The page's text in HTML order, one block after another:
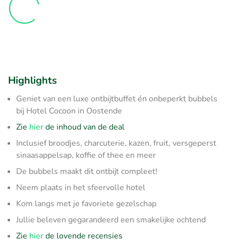
Highlights
Geniet van een luxe ontbijtbuffet én onbeperkt bubbels
bij Hotel Cocoon in Oostende
Zie hierde inhoud van de deal
Inclusief broodjes, charcuterie, kazen, fruit, versgeperst
sinaasappelsap, koffie of thee en meer
De bubbels maakt dit ontbijt compleet!
Neem plaats in het sfeervolle hotel
Kom langs met je favoriete gezelschap
Jullie beleven gegarandeerd een smakelijke ochtend
Zie hierde lovende recensies